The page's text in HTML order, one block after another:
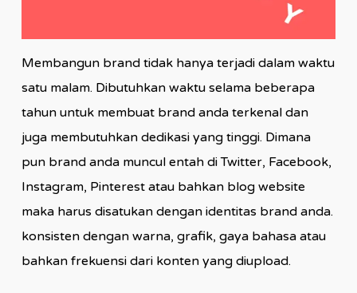
Membangun brand tidak hanya terjadi dalam waktu
satu malam. Dibutuhkan waktu selama beberapa
tahun untuk membuat brand anda terkenal dan
juga membutuhkan dedikasi yang tinggi. Dimana
pun brand anda muncul entah di Twitter, Facebook,
Instagram, Pinterest atau bahkan blog website
maka harus disatukan dengan identitas brand anda.
konsisten dengan warna, grafik, gaya bahasa atau
bahkan frekuensi dari konten yang diupload.